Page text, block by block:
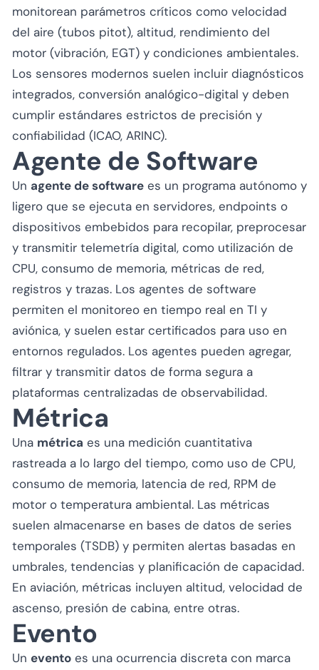
monitorean parámetros críticos como velocidad
del aire (tubos pitot), altitud, rendimiento del
motor (vibración, EGT) y condiciones ambientales.
Los sensores modernos suelen incluir diagnósticos
integrados, conversión analógico-digital y deben
cumplir estándares estrictos de precisión y
confiabilidad (ICAO, ARINC).
Agente de Software
Un agente de software es un programa autónomo y
ligero que se ejecuta en servidores, endpoints o
dispositivos embebidos para recopilar, preprocesar
y transmitir telemetría digital, como utilización de
CPU, consumo de memoria, métricas de red,
registros y trazas. Los agentes de software
permiten el monitoreo en tiempo real en TI y
aviónica, y suelen estar certificados para uso en
entornos regulados. Los agentes pueden agregar,
filtrar y transmitir datos de forma segura a
plataformas centralizadas de observabilidad.
Métrica
Una métrica es una medición cuantitativa
rastreada a lo largo del tiempo, como uso de CPU,
consumo de memoria, latencia de red, RPM de
motor o temperatura ambiental. Las métricas
suelen almacenarse en bases de datos de series
temporales (TSDB) y permiten alertas basadas en
umbrales, tendencias y planificación de capacidad.
En aviación, métricas incluyen altitud, velocidad de
ascenso, presión de cabina, entre otras.
Evento
Un evento es una ocurrencia discreta con marca